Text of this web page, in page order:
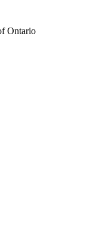
Ontario